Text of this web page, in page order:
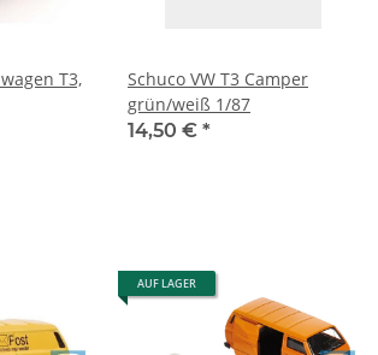
T3,
Schuco VW T3 Camper
grün/weiß 1/87
14,50 € *
AUF LAGER